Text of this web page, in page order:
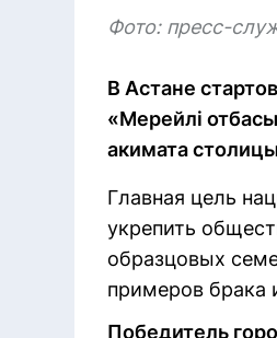
Фото: пресс-
В Астане
«Мерейлі
акимата
Главная цель
укрепить
образцовых
примеров брака
Победитель